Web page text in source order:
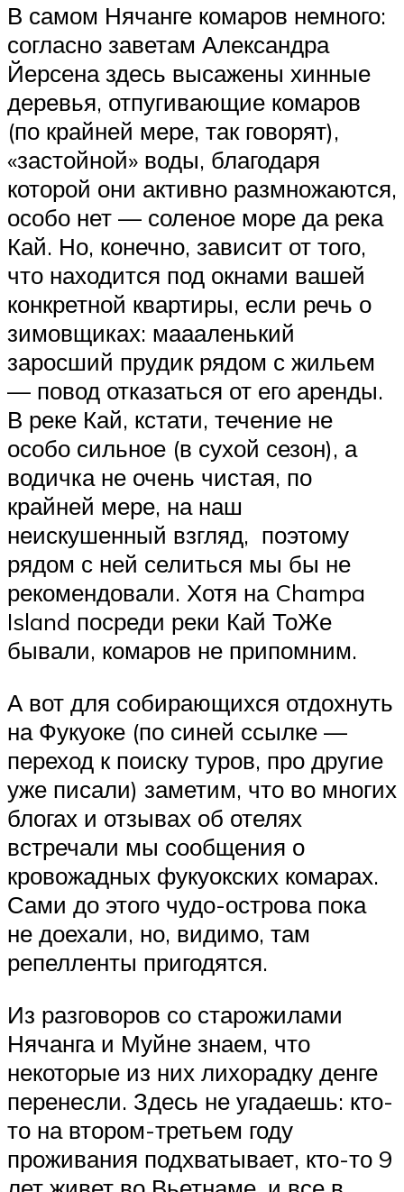
В самом Нячанге комаров немного:
согласно заветам Александра
Йерсена здесь высажены хинные
деревья, отпугивающие комаров
(по крайней мере, так говорят),
«застойной» воды, благодаря
которой они активно размножаются,
особо нет — соленое море да река
Кай. Но, конечно, зависит от того,
что находится под окнами вашей
конкретной квартиры, если речь о
зимовщиках: маааленький
заросший прудик рядом с жильем
— повод отказаться от его аренды.
В реке Кай, кстати, течение не
особо сильное (в сухой сезон), а
водичка не очень чистая, по
крайней мере, на наш
неискушенный взгляд, поэтому
рядом с ней селиться мы бы не
рекомендовали. Хотя на Champa
Island посреди реки Кай ТоЖе
бывали, комаров не припомним.
А вот для собирающихся отдохнуть
на Фукуоке (по синей ссылке —
переход к поиску туров, про другие
уже писали) заметим, что во многих
блогах и отзывах об отелях
встречали мы сообщения о
кровожадных фукуокских комарах.
Сами до этого чудо-острова пока
не доехали, но, видимо, там
репелленты пригодятся.
Из разговоров со старожилами
Нячанга и Муйне знаем, что
некоторые из них лихорадку денге
перенесли. Здесь не угадаешь: кто-
то на втором-третьем году
проживания подхватывает, кто-то 9